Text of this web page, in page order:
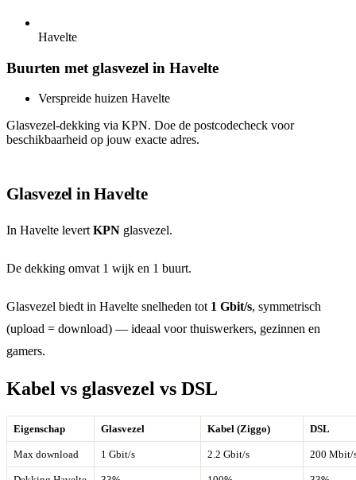
Havelte
Buurten met glasvezel in Havelte
Verspreide huizen Havelte
Glasvezel-dekking via KPN. Doe de postcodecheck voor
beschikbaarheid op jouw exacte adres.
Glasvezel in Havelte
In Havelte levert KPN glasvezel.
De dekking omvat 1 wijk en 1 buurt.
Glasvezel biedt in Havelte snelheden tot 1 Gbit/s, symmetrisch
(upload = download) — ideaal voor thuiswerkers, gezinnen en
gamers.
Kabel vs glasvezel vs DSL
Eigenschap Glasvezel Kabel (Ziggo) DSL
Max download 1 Gbit/s 2.2 Gbit/s 200 Mbit/